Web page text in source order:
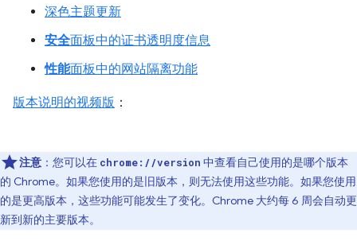
深色主题更新
安全面板中的证书透明度信息
性能面板中的网站隔离功能
版本说明的视频版 ：
注意 ：您可以在 chrome://version 中查看自己使用的是哪个版本
的 Chrome。如果您使用的是旧版本，则无法使用这些功能。如果您使用
的是更高版本，这些功能可能发生了变化。Chrome 大约每 6 周会自动更
新到新的主要版本。